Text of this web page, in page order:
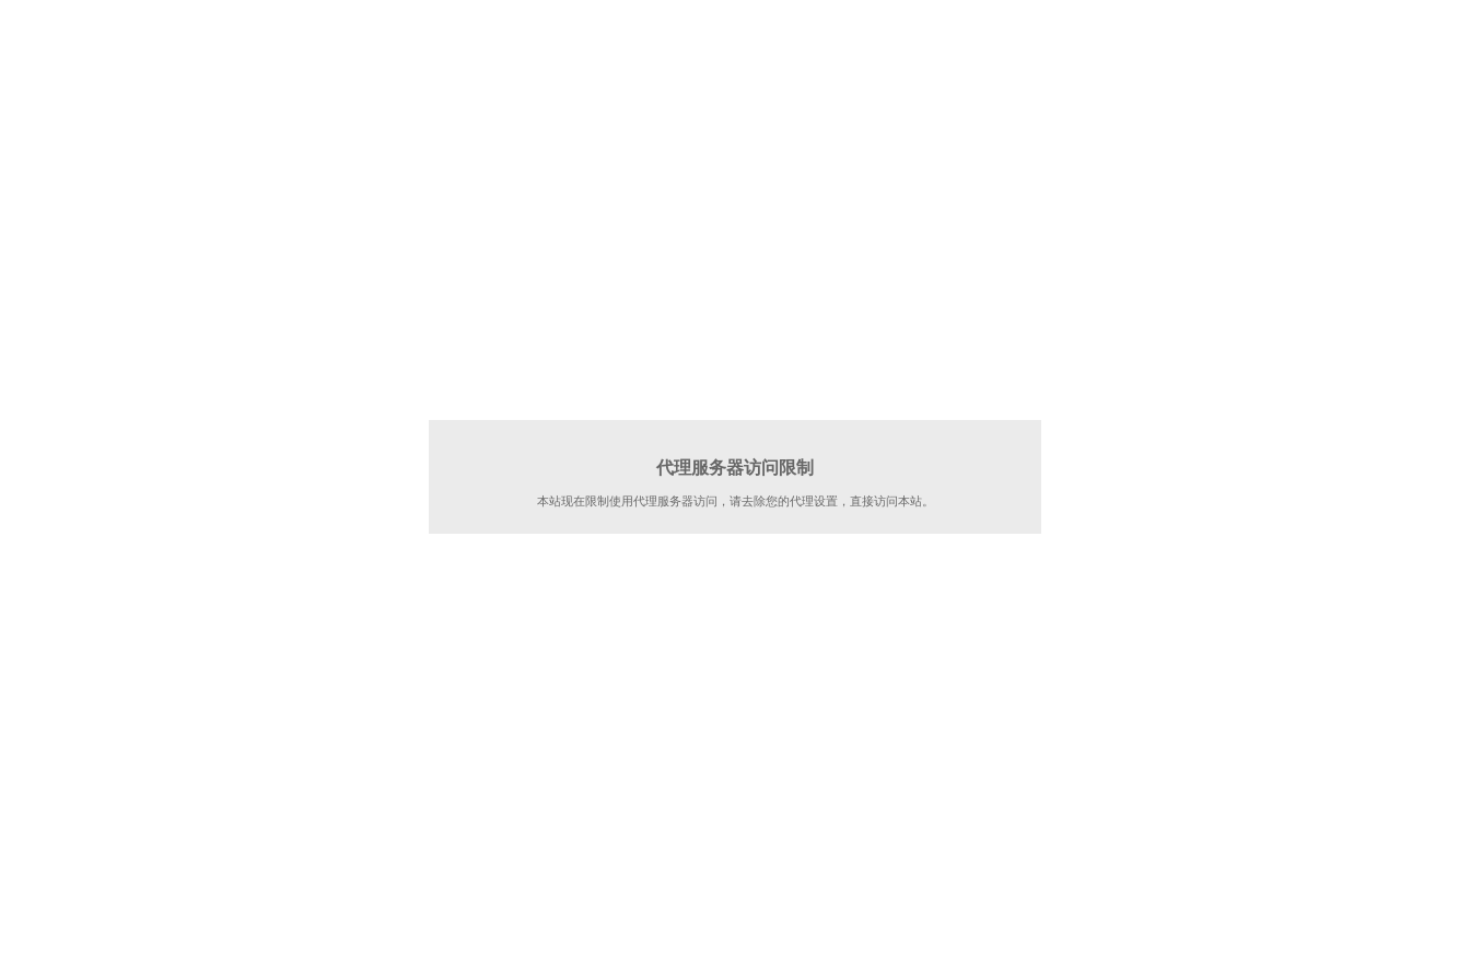
代理服务器访问限制
本站现在限制使用代理服务器访问，请去除您的代理设置，直接访问本站。